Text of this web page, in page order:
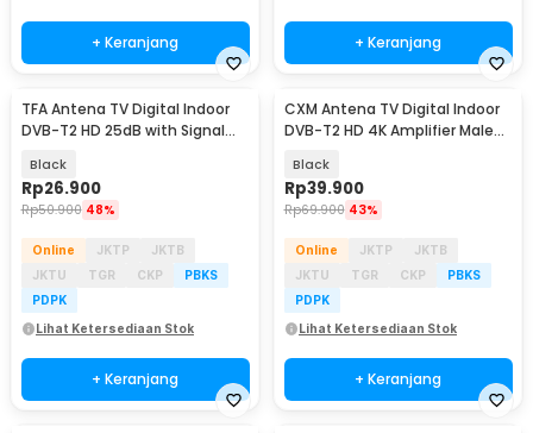
+ Keranjang + Keranjang
TFA Antena TV Digital Indoor
DVB-T2 HD 25dB with Signal
Black
Rp26.900
Rp50.900 48%
Online JKTP
JKTB
JKTU
TGR CKP
PBKS
PDPK
Lihat Ketersediaan Stok
+ Keranjang
CXM Antena TV Digital Indoor
DVB-T2 HD 4K Amplifier Male
Black
Rp39.900
Rp69.900 43%
Online JKTP
JKTB
JKTU
TGR CKP
PBKS
PDPK
Lihat Ketersediaan Stok
+ Keranjang